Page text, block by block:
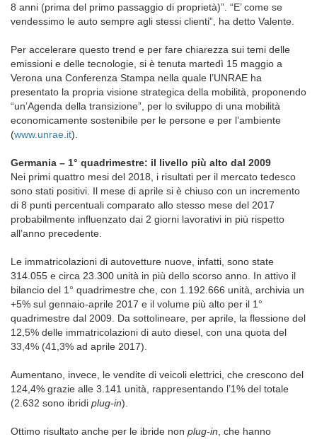
8 anni (prima del primo passaggio di proprietà)”. “E’ come se
vendessimo le auto sempre agli stessi clienti”, ha detto Valente.
Per accelerare questo trend e per fare chiarezza sui temi delle
emissioni e delle tecnologie, si è tenuta martedì 15 maggio a
Verona una Conferenza Stampa nella quale l’UNRAE ha
presentato la propria visione strategica della mobilità, proponendo
“un’Agenda della transizione”, per lo sviluppo di una mobilità
economicamente sostenibile per le persone e per l’ambiente
(www.unrae.it).
Germania – 1° quadrimestre: il livello più alto dal 2009
Nei primi quattro mesi del 2018, i risultati per il mercato tedesco
sono stati positivi. Il mese di aprile si è chiuso con un incremento
di 8 punti percentuali comparato allo stesso mese del 2017
probabilmente influenzato dai 2 giorni lavorativi in più rispetto
all’anno precedente.
Le immatricolazioni di autovetture nuove, infatti, sono state
314.055 e circa 23.300 unità in più dello scorso anno. In attivo il
bilancio del 1° quadrimestre che, con 1.192.666 unità, archivia un
+5% sul gennaio-aprile 2017 e il volume più alto per il 1°
quadrimestre dal 2009. Da sottolineare, per aprile, la flessione del
12,5% delle immatricolazioni di auto diesel, con una quota del
33,4% (41,3% ad aprile 2017).
Aumentano, invece, le vendite di veicoli elettrici, che crescono del
124,4% grazie alle 3.141 unità, rappresentando l’1% del totale
(2.632 sono ibridi plug-in).
Ottimo risultato anche per le ibride non plug-in, che hanno